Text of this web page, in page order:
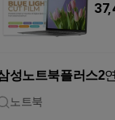
성노트북플러스2
노트북